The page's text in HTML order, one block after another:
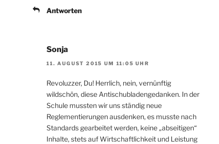
Antworten
Sonja
11. AUGUST 2015 UM 11:05 UHR
Revoluzzer, Du! Herrlich, nein, vernünftig
wildschön, diese Antischubladengedanken. In der
Schule mussten wir uns ständig neue
Reglementierungen ausdenken, es musste nach
Standards gearbeitet werden, keine „abseitigen“
Inhalte, stets auf Wirtschaftlichkeit und Leistung